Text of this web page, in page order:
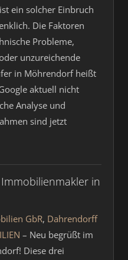
ein solcher Einbruch
Die Faktoren
Probleme,
unzureichende
in Möhrendorf heißt
aktuell nicht
Analyse und
sind jetzt
in
GbR, Dahrendorff
– Neu begrüßt im
Diese drei